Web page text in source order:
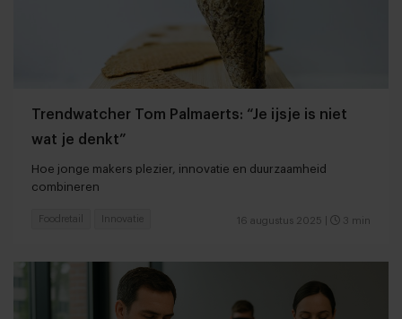
Trendwatcher Tom Palmaerts: “Je ijsje is niet
wat je denkt”
Hoe jonge makers plezier, innovatie en duurzaamheid
combineren
16 augustus 2025 3 min
Foodretail Innovatie